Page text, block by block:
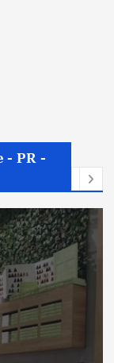
PR -